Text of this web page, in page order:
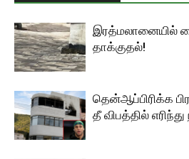
இரத்மலானையில்
தாக்குதல்!
தென்ஆப்பிரிக்க
தீ விபத்தில்